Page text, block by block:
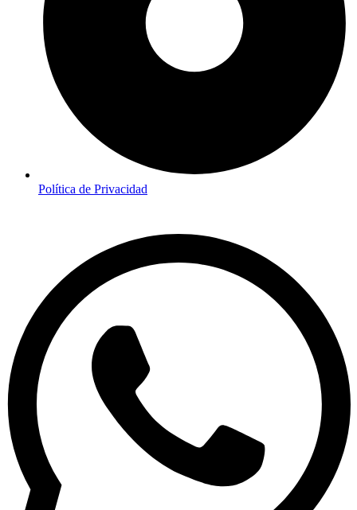
Política de Privacidad